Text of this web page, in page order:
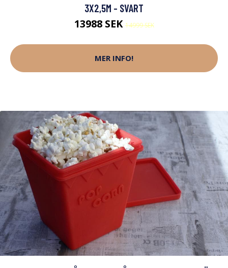
3X2,5M - SVART
13988 SEK14999 SEK
MER INFO!